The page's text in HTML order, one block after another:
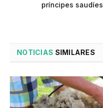
príncipes saudíes
NOTICIAS SIMILARES